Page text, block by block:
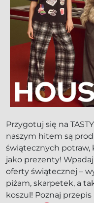
Przygotuj się na
naszym hitem są
świątecznych potraw,
jako prezenty!
oferty świątecznej –
piżam, skarpetek, a
koszul! Poznaj